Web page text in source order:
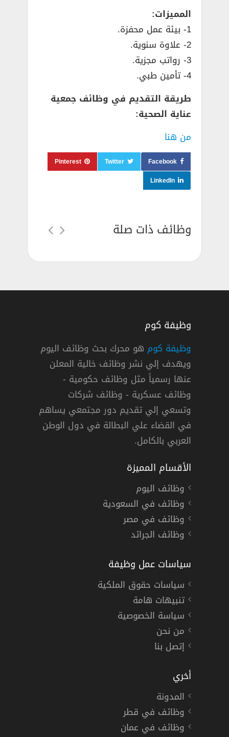
المميزات:
1- بيئة عمل محفزة.
2- علاوة سنوية.
3- رواتب مجزية.
4- تأمين طبي.
طريقة التقديم في وظائف جمعية
عناية الصحية:
من هنا
Facebook
Twitter
Pinterest
LinkedIn
وظائف ذات صلة
العملاء في مجموعة الفطيم بالرياض
دوام كامل
وظيفة كوم
وظيفة كوم هو محرك بحث وظائف اليوم
ويهدف إلي نشر وظائف خالية المعلن
عنها رسمياً مثل وظائف حكومية -
وظائف عسكرية - وظائف شركات
وتسعي إلي تقديم دور مجتمعي يساهم
في القضاء علي البطالة في دول الوطن
العربي بالكامل.
الأقسام المميزة
وظائف اليوم
وظائف في السعودية
وظائف في مصر
وظائف الجرائد
سياسات عمل وظيفة
سياسات حقوق الملكية
تنبيهات هامة
سياسة الخصوصية
من نحن
إتصل بنا
أخري
المدونة
وظائف في قطر
وظائف في عمان